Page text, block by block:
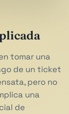
tomar una
de un ticket
pero no
una
de